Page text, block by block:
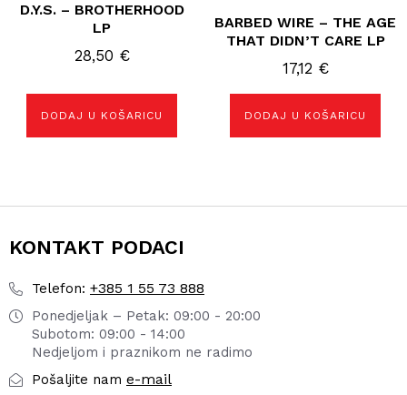
D.Y.S. – BROTHERHOOD
LP
28,50 €
DODAJ U KOŠARICU
BARBED WIRE – THE AGE
THAT DIDN’T CARE LP
17,12 €
DODAJ U KOŠARICU
KONTAKT PODACI
Telefon: +385 1 55 73 888
Ponedjeljak – Petak: 09:00 - 20:00
Subotom: 09:00 - 14:00
Nedjeljom i praznikom ne radimo
Pošaljite nam e-mail